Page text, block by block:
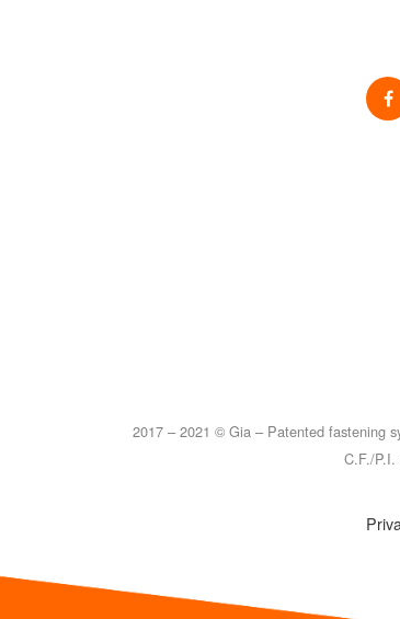
2017 – 2021 © Gia – Patented fastening
C.F./P.I.